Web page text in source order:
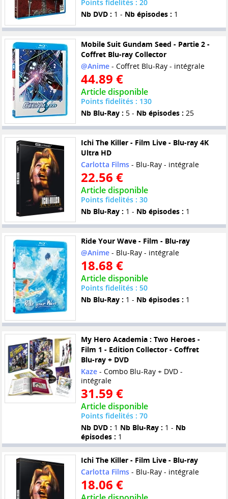
Points fidelités : 20
Nb DVD : 1 - Nb épisodes : 1
Mobile Suit Gundam Seed - Partie 2 -
Coffret Blu-ray Collector
@Anime- Coffret Blu-Ray - intégrale
44.89 €
Article disponible
Points fidelités : 130
Nb Blu-Ray : 5 - Nb épisodes : 25
Ichi The Killer - Film Live - Blu-ray 4K
Ultra HD
Carlotta Films- Blu-Ray - intégrale
22.56 €
Article disponible
Points fidelités : 30
Nb Blu-Ray : 1 - Nb épisodes : 1
Ride Your Wave - Film - Blu-ray
@Anime- Blu-Ray - intégrale
18.68 €
Article disponible
Points fidelités : 50
Nb Blu-Ray : 1 - Nb épisodes : 1
My Hero Academia : Two Heroes -
Film 1 - Edition Collector - Coffret
Blu-ray + DVD
Kaze- Combo Blu-Ray + DVD -
intégrale
31.59 €
Article disponible
Points fidelités : 70
Nb DVD : 1 Nb Blu-Ray : 1 - Nb
épisodes : 1
Ichi The Killer - Film Live - Blu-ray
Carlotta Films- Blu-Ray - intégrale
18.06 €